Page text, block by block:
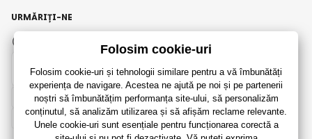
Romanian
URMĂRIȚI-NE
Instagram